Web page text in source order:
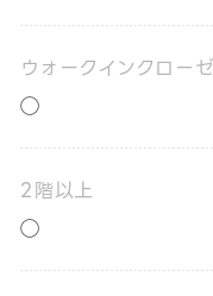
ウォークインクロー
◯
2階以上
◯